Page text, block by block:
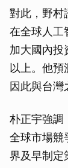
對此，野村
在全球人工
加大國內投
以上。他預
因此與台灣
朴正宇強調
全球市場競
界及早制定